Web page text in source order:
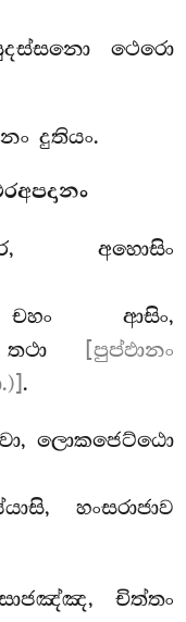
ථෙරො
දුතියං.
අහොසිං
ආසිං,
තථා
[පුප්ඵානං
.
ලොකජෙට්ඨො
හංසරාජාව
චිත්තං